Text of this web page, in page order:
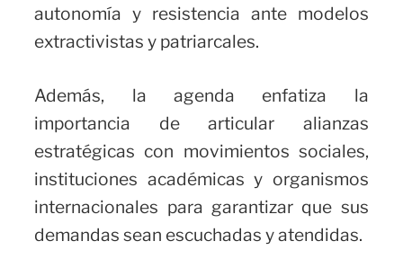
autonomía y resistencia ante modelos
extractivistas y patriarcales.
Además, la agenda enfatiza la
importancia de articular alianzas
estratégicas con movimientos sociales,
instituciones académicas y organismos
internacionales para garantizar que sus
demandas sean escuchadas y atendidas.